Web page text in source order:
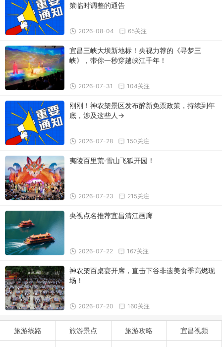
策临时调整的通告
65关注
2026-08-04
宜昌三峡大坝新地标！央视力荐的《寻梦三
峡》，带你一秒穿越峡江千年！
104关注
2026-07-31
刚刚！神农架景区发布醉新免票政策，持续到年
底，涉及这些人→
150关注
2026-07-28
夷陵百里荒·雪山飞狐开园！
215关注
2026-07-23
央视点名推荐宜昌清江画廊
167关注
2026-07-22
神农架百桌宴开席，直击下谷非遗美食季高燃现
场！
160关注
2026-07-20
旅游线路 旅游景点 旅游攻略 宜昌视频